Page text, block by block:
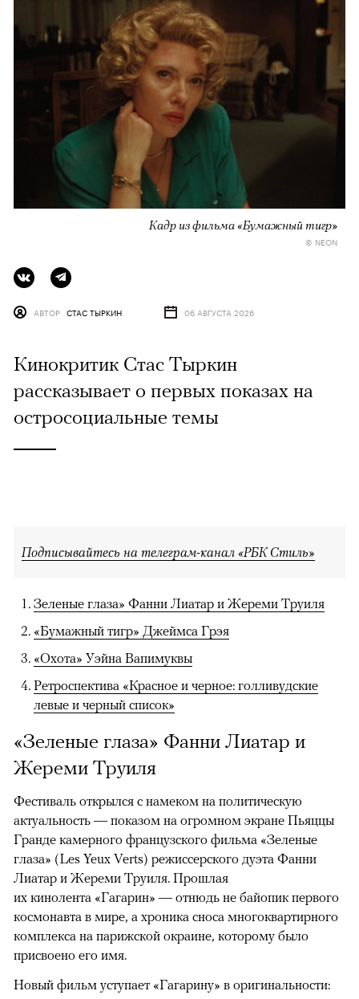
Кадр из фильма «Бумажный тигр»
© NEON
АВТОР СТАС ТЫРКИН 06 АВГУСТА 2026
Кинокритик Стас Тыркин
рассказывает о первых показах на
остросоциальные темы
Подписывайтесь на телеграм-канал «РБК Стиль»
Зеленые глаза» Фанни Лиатар и Жереми Труиля
«Бумажный тигр» Джеймса Грэя
«Охота» Уэйна Вапимуквы
Ретроспектива «Красное и черное: голливудские
левые и черный список»
«Зеленые глаза» Фанни Лиатар и
Жереми Труиля
Фестиваль открылся с намеком на политическую
актуальность — показом на огромном экране Пьяццы
Гранде камерного французского фильма «Зеленые
глаза» (Les Yeux Verts) режиссерского дуэта Фанни
Лиатар и Жереми Труиля. Прошлая
их кинолента «Гагарин» — отнюдь не байопик первого
космонавта в мире, а хроника сноса многоквартирного
комплекса на парижской окраине, которому было
присвоено его имя.
Новый фильм уступает «Гагарину» в оригинальности: